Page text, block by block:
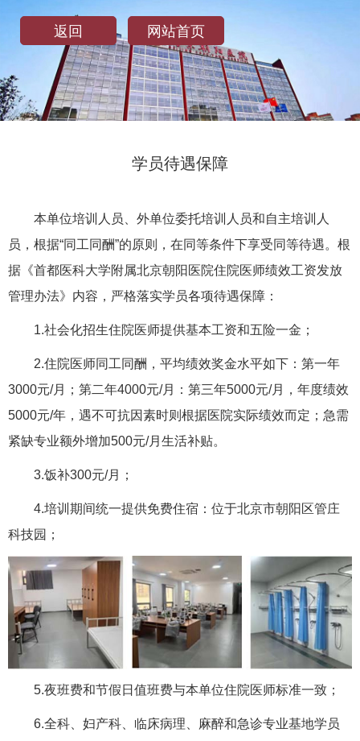
返回 网站首页
学员待遇保障
本单位培训人员、外单位委托培训人员和自主培训人
员，根据“同工同酬”的原则，在同等条件下享受同等待遇。根
据《首都医科大学附属北京朝阳医院住院医师绩效工资发放
管理办法》内容，严格落实学员各项待遇保障：
1.社会化招生住院医师提供基本工资和五险一金；
2.住院医师同工同酬，平均绩效奖金水平如下：第一年
3000元/月；第二年4000元/月：第三年5000元/月，年度绩效
5000元/年，遇不可抗因素时则根据医院实际绩效而定；急需
紧缺专业额外增加500元/月生活补贴。
3.饭补300元/月；
4.培训期间统一提供免费住宿：位于北京市朝阳区管庄
科技园；
5.夜班费和节假日值班费与本单位住院医师标准一致；
6.全科、妇产科、临床病理、麻醉和急诊专业基地学员